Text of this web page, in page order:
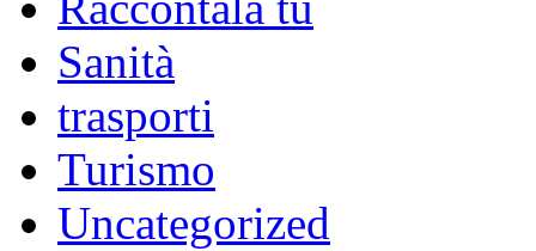
Sanità
trasporti
Turismo
Uncategorized